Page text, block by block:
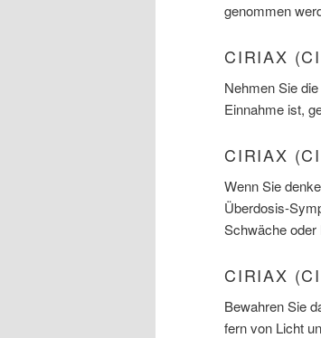
genommen
CIRIAX
Nehmen Sie
Einnahme ist,
CIRIAX
Wenn Sie
Überdosis-
Schwäche oder
CIRIAX
Bewahren Sie
fern von Licht